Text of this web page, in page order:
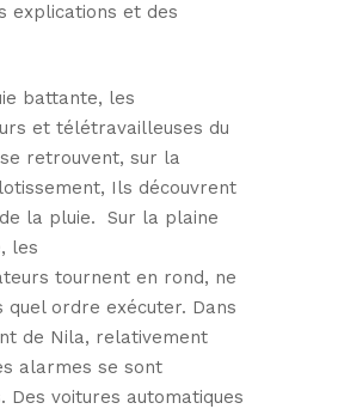
explications et des
battante, les
et télétravailleuses du
retrouvent, sur la
Ils découvrent
la pluie. Sur la plaine
les
tournent en rond, ne
quel ordre exécuter. Dans
de Nila, relativement
alarmes se sont
Des voitures automatiques